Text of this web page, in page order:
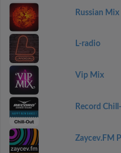
Russian Mix
L-radio
Vip Mix
Record
Zaycev.FM